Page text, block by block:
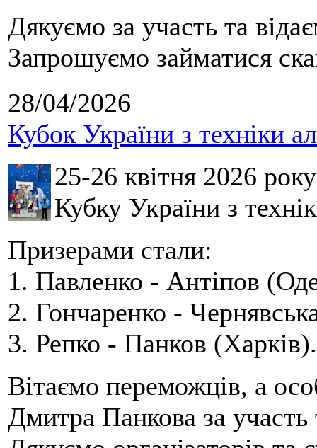
Дякуємо за участь та
Запрошуємо займатися
28/04/2026
Кубок України з техніки
25-26 квітня 2026
Кубку України з
Призерами стали:
1. Павленко - Антіпов
2. Гончаренко -
3. Репко - Панков (Харків).
Вітаємо переможців, а
Дмитра Панкова за